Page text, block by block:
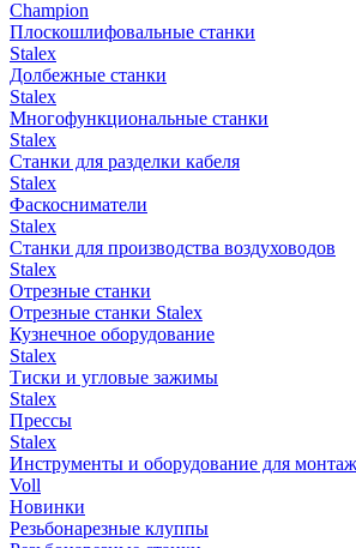
Champion
Плоскошлифовальные станки
Stalex
Долбежные станки
Stalex
Многофункциональные станки
Stalex
Станки для разделки кабеля
Stalex
Фаскосниматели
Stalex
Станки для производства воздуховодов
Stalex
Отрезные станки
Отрезные станки Stalex
Кузнечное оборудование
Stalex
Тиски и угловые зажимы
Stalex
Прессы
Stalex
Инструменты и оборудование для
Voll
Новинки
Резьбонарезные клуппы